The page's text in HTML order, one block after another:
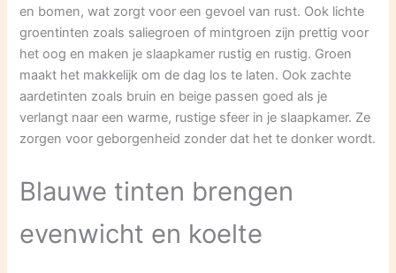
en bomen, wat zorgt voor een gevoel van rust. Ook lichte
groentinten zoals saliegroen of mintgroen zijn prettig voor
het oog en maken je slaapkamer rustig en rustig. Groen
maakt het makkelijk om de dag los te laten. Ook zachte
aardetinten zoals bruin en beige passen goed als je
verlangt naar een warme, rustige sfeer in je slaapkamer. Ze
zorgen voor geborgenheid zonder dat het te donker wordt.
Blauwe tinten brengen
evenwicht en koelte